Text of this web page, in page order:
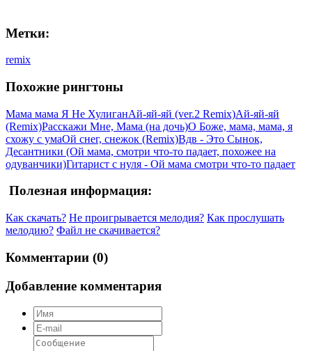
Метки:
remix
Похожие рингтоны
Мама мама Я Не ХулиганАй-яй-яй (ver.2 Remix)Ай-яй-яй
(Remix)Расскажи Мне, Мама (на дочь)О Боже, мама, мама, я
схожу с умаОй снег, снежок (Remix)Вдв - Это Сынок,
Десантники (Ой мама, смотри что-то падает, похожее на
одуванчики)Гитарист с нуля - Ой мама смотри что-то падает
Полезная информация:
Как скачать? Не проигрывается мелодия? Как прослушать
мелодию? Файл не скачивается?
Комментарии (0)
Добавление комментария